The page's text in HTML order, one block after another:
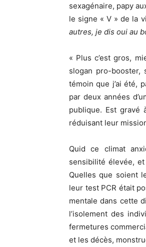
sexagénaire, papy
le signe « V » de la
autres, je dis oui au
« Plus c’est gros,
slogan pro-booster,
témoin que j’ai été,
par deux années
publique. Est gravé
réduisant leur
Quid ce climat
sensibilité élevée,
Quelles que soient
leur test PCR était
mentale dans cette
l’isolement des
fermetures
et les décès,